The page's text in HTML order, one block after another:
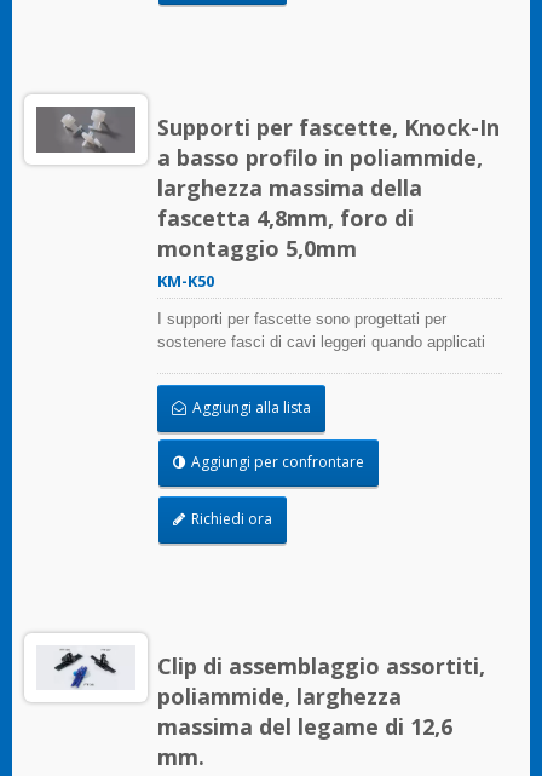
Supporti per fascette, Knock-In
a basso profilo in poliammide,
larghezza massima della
fascetta 4,8mm, foro di
montaggio 5,0mm
KM-K50
I supporti per fascette sono progettati per
sostenere fasci di cavi leggeri quando applicati
liscia e priva di grasso.
Aggiungi alla lista
Aggiungi per confrontare
Richiedi ora
Clip di assemblaggio assortiti,
poliammide, larghezza
massima del legame di 12,6
mm.